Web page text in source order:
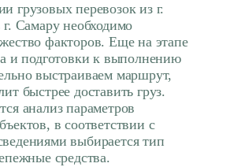
грузовых перевозок из г.
Самару необходимо
факторов. Еще на этапе
и подготовки к выполнению
выстраиваем маршрут,
быстрее доставить груз.
анализ параметров
в соответствии с
выбирается тип
средства.